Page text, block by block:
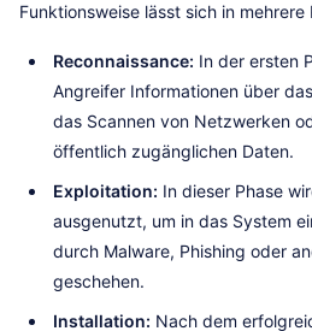
Funktionsweise lässt sich in mehrere
Reconnaissance: In der ersten
Angreifer Informationen über
das Scannen von Netzwerken
öffentlich zugänglichen Daten.
Exploitation: In dieser Phase
ausgenutzt, um in das System
durch Malware, Phishing oder
geschehen.
Installation: Nach dem